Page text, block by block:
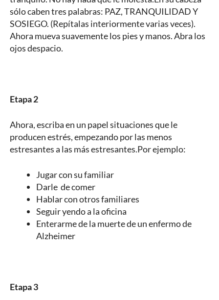
sólo caben tres palabras: PAZ, TRANQUILIDAD Y
SOSIEGO. (Repítalas interiormente varias veces).
Ahora mueva suavemente los pies y manos. Abra los
ojos despacio.
Etapa 2
Ahora, escriba en un papel situaciones que le
producen estrés, empezando por las menos
estresantes a las más estresantes.Por ejemplo:
Jugar con su familiar
Darle de comer
Hablar con otros familiares
Seguir yendo a la oficina
Enterarme de la muerte de un enfermo de
Alzheimer
Etapa 3